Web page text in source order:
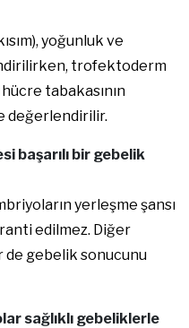
yoğunluk ve
trofektoderm
tabakasının
değerlendirilir.
başarılı bir gebelik
yerleşme şansı
edilmez. Diğer
gebelik sonucunu
sağlıklı gebeliklerle